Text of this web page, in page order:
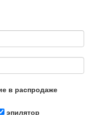
в распродаже
эпилятор